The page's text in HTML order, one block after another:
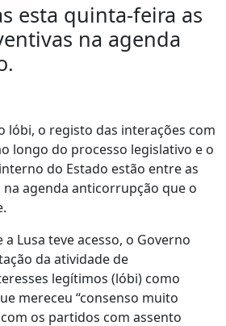
esta quinta-feira as
na agenda
lóbi, o registo das interações com
longo do processo legislativo e o
do Estado estão entre as
agenda anticorrupção que o
Lusa teve acesso, o Governo
da atividade de
legítimos (lóbi) como
mereceu “consenso muito
os partidos com assento